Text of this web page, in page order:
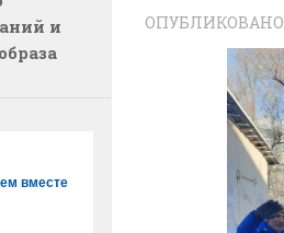
ОПУБЛИКОВАНО
и
вместе